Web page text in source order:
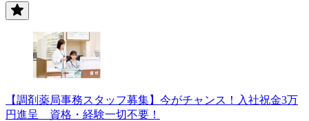
【調剤薬局事務スタッフ募集】今がチャンス！入社祝金3万
円進呈 資格・経験一切不要！